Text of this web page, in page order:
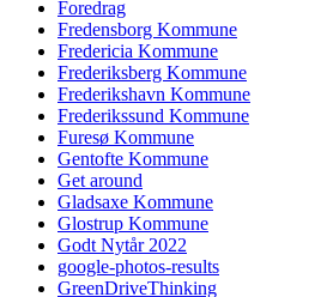
Foredrag
Fredensborg Kommune
Fredericia Kommune
Frederiksberg Kommune
Frederikshavn Kommune
Frederikssund Kommune
Furesø Kommune
Gentofte Kommune
Get around
Gladsaxe Kommune
Glostrup Kommune
Godt Nytår 2022
google-photos-results
GreenDriveThinking